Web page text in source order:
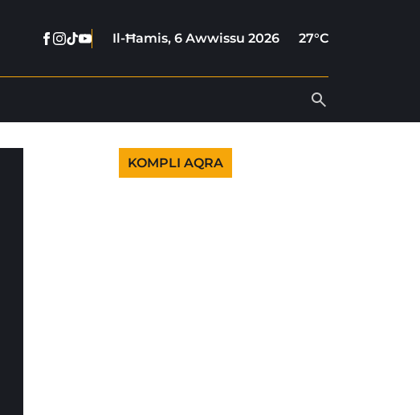
Facebook
Instagram
Tiktok
YoutubeIl-Ħamis, 6 Awwissu 2026 27°C
KOMPLI AQRA